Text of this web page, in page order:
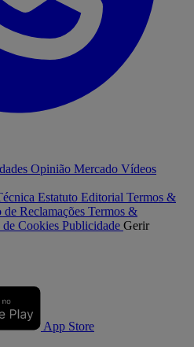
Opinião Mercado Vídeos
Estatuto Editorial Termos &
Reclamações Termos &
Cookies Publicidade Gerir
App Store